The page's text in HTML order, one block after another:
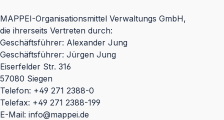
MAPPEI-Organisationsmittel Verwaltungs GmbH,
die ihrerseits Vertreten durch:
Geschäftsführer: Alexander Jung
Geschäftsführer: Jürgen Jung
Eiserfelder Str. 316
57080 Siegen
Telefon: +49 271 2388-0
Telefax: +49 271 2388-199
E-Mail: info@mappei.de